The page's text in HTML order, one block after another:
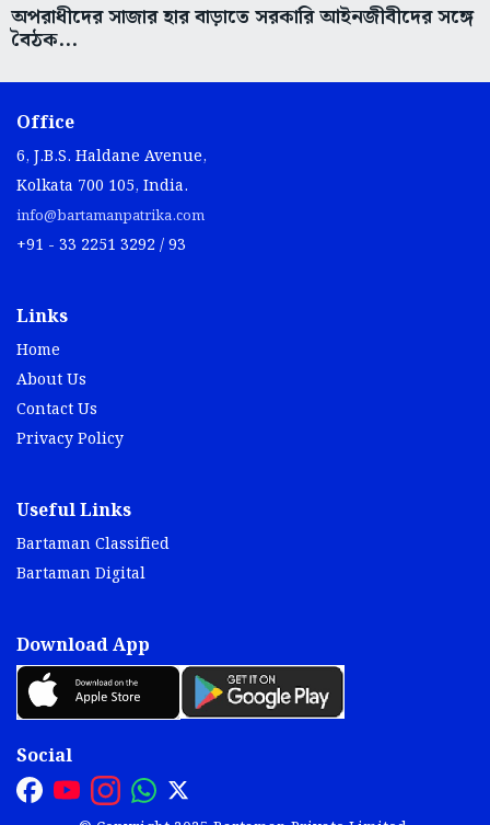
অপরাধীদের সাজার হার বাড়াতে সরকারি আইনজীবীদের সঙ্গে
বৈঠক...
Office
6, J.B.S. Haldane Avenue,
Kolkata 700 105, India.
info@bartamanpatrika.com
+91 - 33 2251 3292 / 93
Links
Home
About Us
Contact Us
Privacy Policy
Useful Links
Bartaman Classified
Bartaman Digital
Download App
Social